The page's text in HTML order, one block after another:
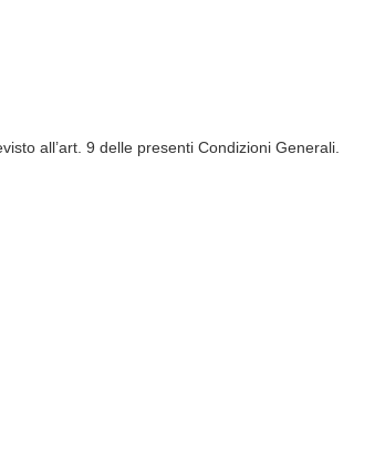
all’art. 9 delle presenti Condizioni Generali.